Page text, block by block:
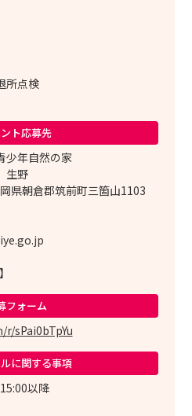
所点検
ト応募先
少年自然の家
生野
県朝倉郡筑前町三箇山1103
フォーム
sPai0bTpYu
に関する事項
以降